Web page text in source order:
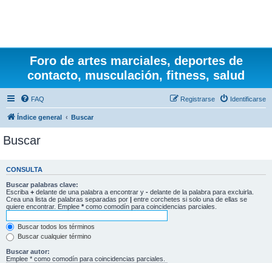
Foro de artes marciales, deportes de
contacto, musculación, fitness, salud
FAQ Identificarse
Registrarse
Índice general Buscar
Buscar
CONSULTA
Buscar palabras clave:
Escriba + delante de una palabra a encontrar y - delante de la palabra para excluirla.
Crea una lista de palabras separadas por | entre corchetes si solo una de ellas se
quiere encontrar. Emplee * como comodín para coincidencias parciales.
Buscar todos los términos
Buscar cualquier término
Buscar autor:
Emplee * como comodín para coincidencias parciales.